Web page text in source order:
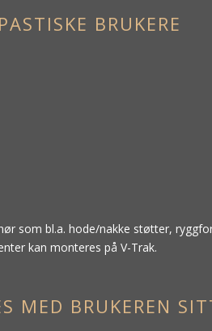
BRUKERE
som bl.a. hode/nakke støtter,
kan monteres på V-Trak.
MED BRUKEREN